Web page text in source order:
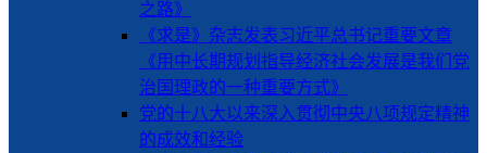
之路》
《求是》杂志发表习近平总书记重要文章
《用中长期规划指导经济社会发展是我们党
治国理政的一种重要方式》
党的十八大以来深入贯彻中央八项规定精神
的成效和经验